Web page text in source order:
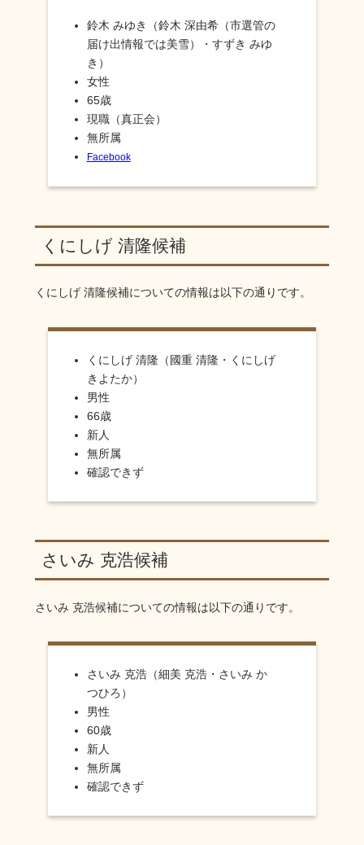
鈴木 みゆき（鈴木 深由希（市選管の
届け出情報では美雪）・すずき みゆ
き）
女性
65歳
現職（真正会）
無所属
Facebook
くにしげ 清隆候補
くにしげ 清隆候補についての情報は以下の通りです。
くにしげ 清隆（國重 清隆・くにしげ
きよたか）
男性
66歳
新人
無所属
確認できず
さいみ 克浩候補
さいみ 克浩候補についての情報は以下の通りです。
さいみ 克浩（細美 克浩・さいみ か
つひろ）
男性
60歳
新人
無所属
確認できず